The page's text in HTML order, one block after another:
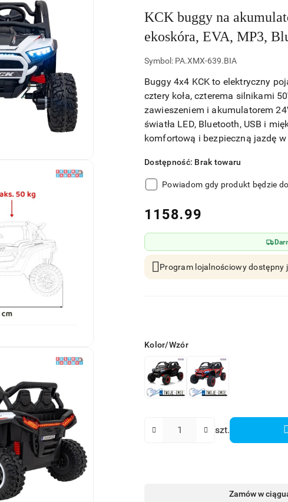
KCK buggy na
ekoskóra, EVA, MP3,
Symbol: PA.XMX-639.BIA
Buggy 4x4 KCK to elektryczny
cztery koła, czterema silnikami
zawieszeniem i akumulatorem
światła LED, Bluetooth, USB i
komfortową i bezpieczną jazdę
Dostępność: Brak towaru
Powiadom gdy produkt będzie
cena:
1158.99
Program lojalnościowy
Wariant
Kolor/Wzór
szt.
Zamów w ciągu